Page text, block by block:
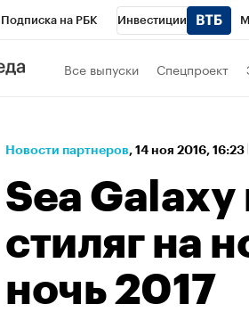
Подписка на РБК Инвестиции
Спорт
Технологии и медиа Финансы
Все выпуски Спецпроект
Новости партнеров⁠, 14 ноя 2016, 16:23
Sea
стиляг на
ночь 2017